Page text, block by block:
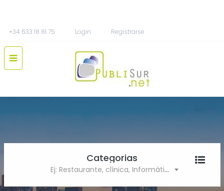
+34 633 18 81 75 Login Registrarse
Categorias
Ej: Restaurante, clínica, Informática